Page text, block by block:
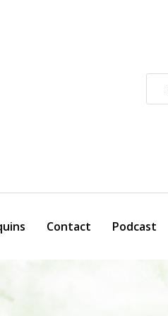
Contact Podcast